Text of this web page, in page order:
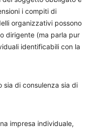
i compiti di
organizzativi possono
dirigente (ma parla pur
identificabili con la
sia di consulenza sia di
impresa individuale,